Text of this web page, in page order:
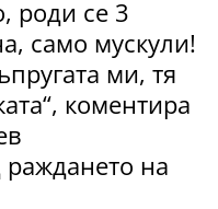
роди се 3
само мускули!
ми, тя
коментира
раждането на